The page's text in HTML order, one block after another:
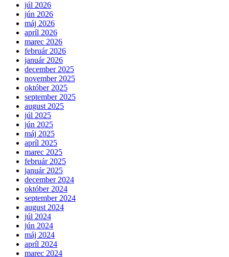
júl 2026
jún 2026
máj 2026
apríl 2026
marec 2026
február 2026
január 2026
december 2025
november 2025
október 2025
september 2025
august 2025
júl 2025
jún 2025
máj 2025
apríl 2025
marec 2025
február 2025
január 2025
december 2024
október 2024
september 2024
august 2024
júl 2024
jún 2024
máj 2024
apríl 2024
marec 2024